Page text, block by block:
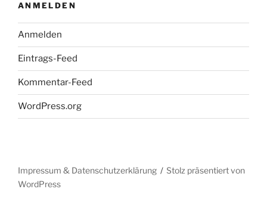
ANMELDEN
Anmelden
Eintrags-Feed
Kommentar-Feed
WordPress.org
Impressum & Datenschutzerklärung
Stolz präsentiert von
WordPress